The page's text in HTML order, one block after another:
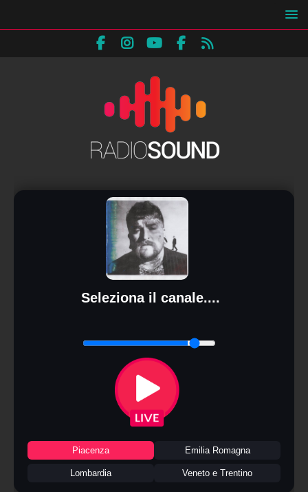
Seleziona il canale....
Piacenza Emilia Romagna
Lombardia Veneto e Trentino